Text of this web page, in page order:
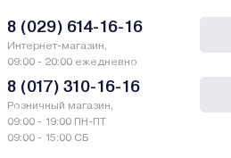
8 (029) 614-16-16
Интернет-магазин,
09:00 - 20:00 ежедневно
8 (017) 310-16-16
Розничный магазин,
09:00 - 19:00 ПН-ПТ
09:00 - 15:00 СБ